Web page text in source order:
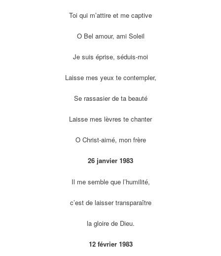
Toi qui m’attire et me captive
O Bel amour, ami Soleil
Je suis éprise, séduis-moi
Laisse mes yeux te contempler,
Se rassasier de ta beauté
Laisse mes lèvres te chanter
O Christ-aimé, mon frère
26 janvier 1983
Il me semble que l’humilité,
c’est de laisser transparaître
la gloire de Dieu.
12 février 1983